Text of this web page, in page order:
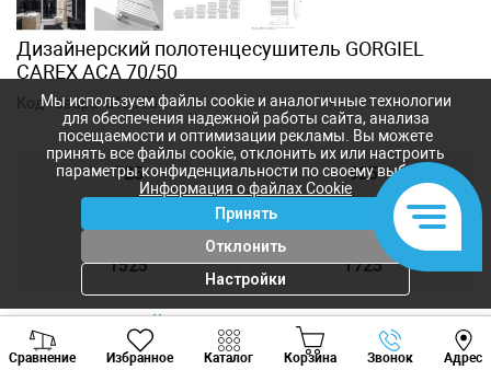
Дизайнерский полотенцесушитель GORGIEL
CAREX ACA 70/50
Код товара:a12390
725 925
1525 1725
На текущий момент товар не
доступен для заказа
Сравнение Избранное Каталог Корзина Звонок Адрес
Viber Whatsapp
Мы используем файлы cookie и аналогичные технологии
для обеспечения надежной работы сайта, анализа
посещаемости и оптимизации рекламы. Вы можете
принять все файлы cookie, отклонить их или настроить
параметры конфиденциальности по своему выбору.
Информация о файлах Cookie
Принять
Отклонить
Настройки